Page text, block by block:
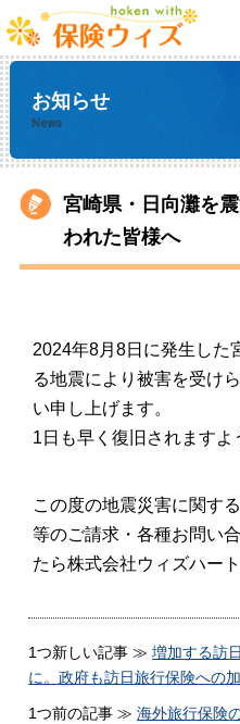
お知らせ
News
宮崎県・日向灘を
われた皆様へ
2024年8月8日に発生した
る地震により被害を受け
い申し上げます。
1日も早く復旧されますよ
この度の地震災害に関す
等のご請求・各種お問い
たら株式会社ウィズハー
1つ新しい記事 ≫増加する訪
に。政府も訪日旅行保険への加
1つ前の記事 ≫海外旅行保険